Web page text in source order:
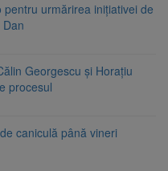
urmărirea inițiativei de
Georgescu și Horațiu
procesul
caniculă până vineri